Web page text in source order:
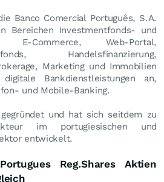
Banco Comercial Português, S.A.
Bereichen Investmentfonds- und
E-Commerce, Web-Portal,
Handelsfinanzierung,
Marketing und Immobilien
Bankdienstleistungen an,
und Mobile-Banking.
und hat sich seitdem zu
im portugiesischen und
entwickelt.
Reg.Shares Aktien